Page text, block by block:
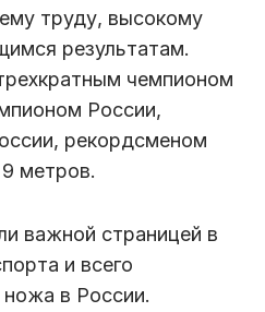
труду, высокому
результатам.
чемпионом
России,
рекордсменом
метров.
важной страницей в
и всего
ножа в России.